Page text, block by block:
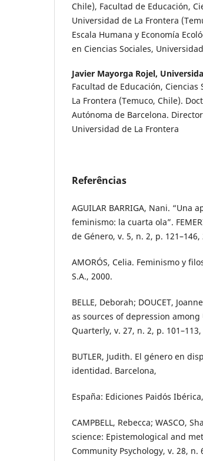
Chile), Facultad de Educación,
Universidad de La Frontera
Escala Humana y Economía
en Ciencias Sociales,
Javier Mayorga Rojel,
Facultad de Educación,
La Frontera (Temuco, Chile).
Autónoma de Barcelona.
Universidad de La Frontera
Referências
AGUILAR BARRIGA, Nani. “Una
feminismo: la cuarta ola”.
de Género, v. 5, n. 2, p. 121–146,
AMORÓS, Celia. Feminismo y
S.A., 2000.
BELLE, Deborah; DOUCET,
as sources of depression among
Quarterly, v. 27, n. 2, p. 101–113,
BUTLER, Judith. El género en
identidad. Barcelona,
España: Ediciones Paidós
CAMPBELL, Rebecca; WASCO,
science: Epistemological and
Community Psychology, v. 28, n.